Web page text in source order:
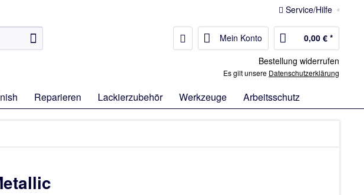
Service/Hilfe
Mein Konto
0,00 € *
Bestellung widerrufen
Es gilt unsere Datenschutzerklärung
Reparieren Lackierzubehör Werkzeuge Arbeitsschutz